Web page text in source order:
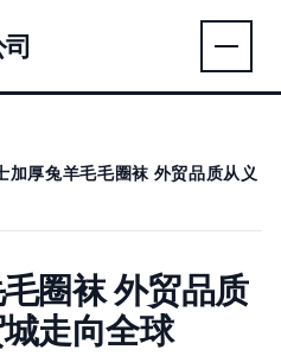
加厚兔羊毛毛圈袜 外贸品质从义
圈袜 外贸品质
走向全球